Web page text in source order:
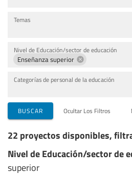
Temas
Nivel de Educación/sector de educación
Enseñanza superior
Categorías de personal de la educación
BUSCAR Ocultar Los Filtros
22 proyectos disponibles,
Nivel de Educación/sector de
superior